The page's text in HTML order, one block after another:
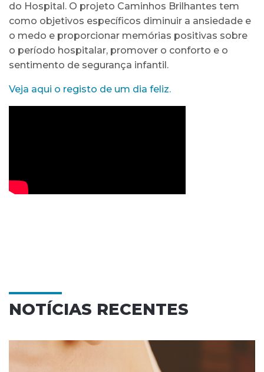
do Hospital. O projeto Caminhos Brilhantes tem
como objetivos específicos diminuir a ansiedade e
o medo e proporcionar memórias positivas sobre
o período hospitalar, promover o conforto e o
sentimento de segurança infantil.
Veja aqui o registo de um dia feliz.
NOTÍCIAS RECENTES